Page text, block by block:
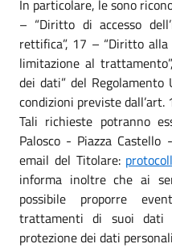
In particolare, le sono
– “Diritto di accesso
rettifica”, 17 – “Diritto
limitazione al
dei dati” del
condizioni previste dall’art.
Tali richieste potranno
Palosco - Piazza Castello
email del Titolare:
informa inoltre che ai
possibile proporre
trattamenti di suoi dati
protezione dei dati